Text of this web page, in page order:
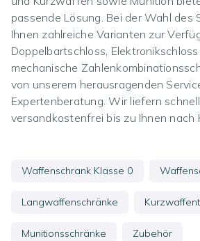
passende Lösung. Bei der Wahl des
Ihnen zahlreiche Varianten zur
Doppelbartschloss,
mechanische
von unserem herausragenden
Expertenberatung. Wir liefern
versandkostenfrei bis zu Ihnen nach
Waffenschrank Klasse 0
Langwaffenschränke
Munitionsschränke Zubehör